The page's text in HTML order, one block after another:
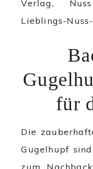
für
Die
Gugelhupf